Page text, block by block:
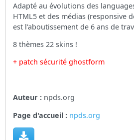
Adapté au évolutions des languages
HTML5 et des médias (responsive
est l'aboutissement de 6 ans de
8 thèmes 22 skins !
+ patch sécurité ghostform
Auteur : npds.org
Page d'accueil : npds.org